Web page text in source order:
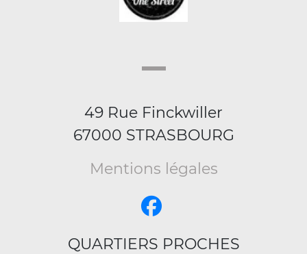
49 Rue Finckwiller
67000 STRASBOURG
Mentions légales
QUARTIERS PROCHES